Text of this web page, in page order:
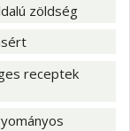
zöldség
receptek